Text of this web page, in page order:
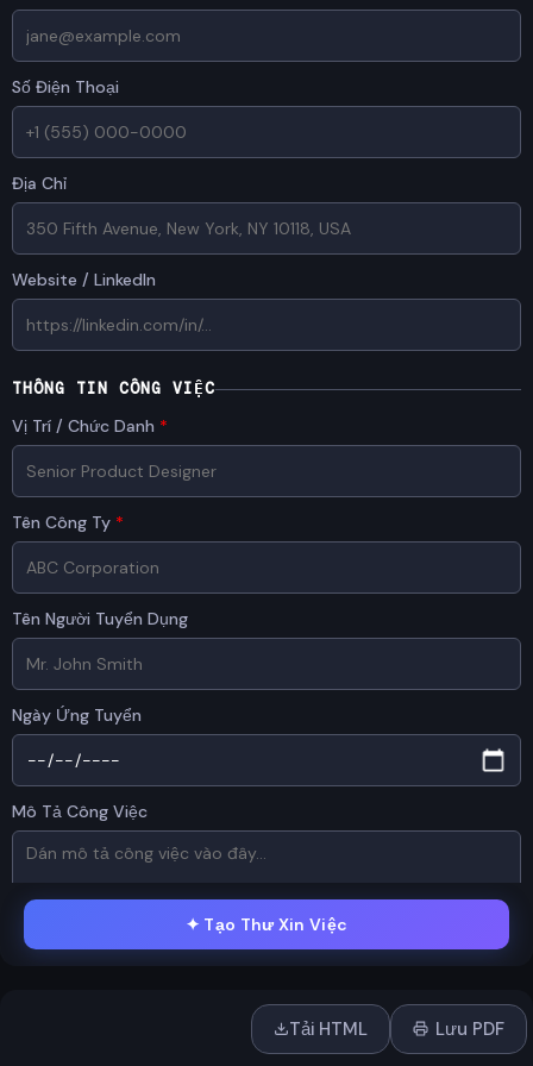
Số Điện Thoại
Địa Chỉ
Website / LinkedIn
THÔNG TIN CÔNG VIỆC
Vị Trí / Chức Danh *
Tên Công Ty *
Tên Người Tuyển Dụng
Ngày Ứng Tuyển
Mô Tả Công Việc
Kéo & thả hoặcnhấn để tải lên
✦ Tạo Thư Xin Việc
Tải HTML Lưu PDF